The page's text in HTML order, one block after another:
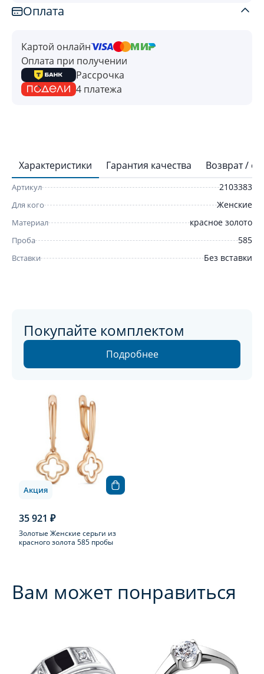
Оплата
Картой онлайн
Оплата при получении
Рассрочка
4 платежа
Характеристики Гарантия качества Возврат /
Артикул 2103383
Для кого Женские
Материал красное золото
Проба 585
Вставки Без вставки
Покупайте комплектом
Подробнее
35 921 ₽
Золотые Женские серьги из
красного золота 585 пробы
Акция
Вам может понравиться